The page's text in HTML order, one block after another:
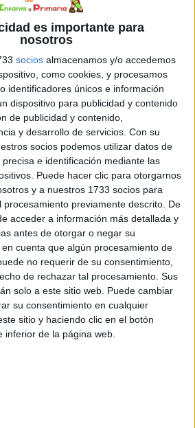
es importante para
nosotros
socios almacenamos y/o accedemos
como cookies, y procesamos
identificadores únicos e información
dispositivo para publicidad y contenido
de publicidad y contenido,
y desarrollo de servicios. Con su
socios podemos utilizar datos de
e identificación mediante las
Puede hacer clic para otorgarnos
y a nuestros 1733 socios para
procesamiento previamente descrito. De
acceder a información más detallada y
antes de otorgar o negar su
en cuenta que algún procesamiento de
no requerir de su consentimiento,
de rechazar tal procesamiento. Sus
solo a este sitio web. Puede cambiar
su consentimiento en cualquier
sitio y haciendo clic en el botón
inferior de la página web.
utilizarse como apoyo visual
aula o como referencia individual
presentan dificultades en la
renglón. También resulta
actividades de copia, dictado,
grafomotriz.
consiste en pedir a los niños
letras o palabras según
la jirafa o el mono. De esta
se convierte en una actividad
que favorece la memoria
en la escritura.